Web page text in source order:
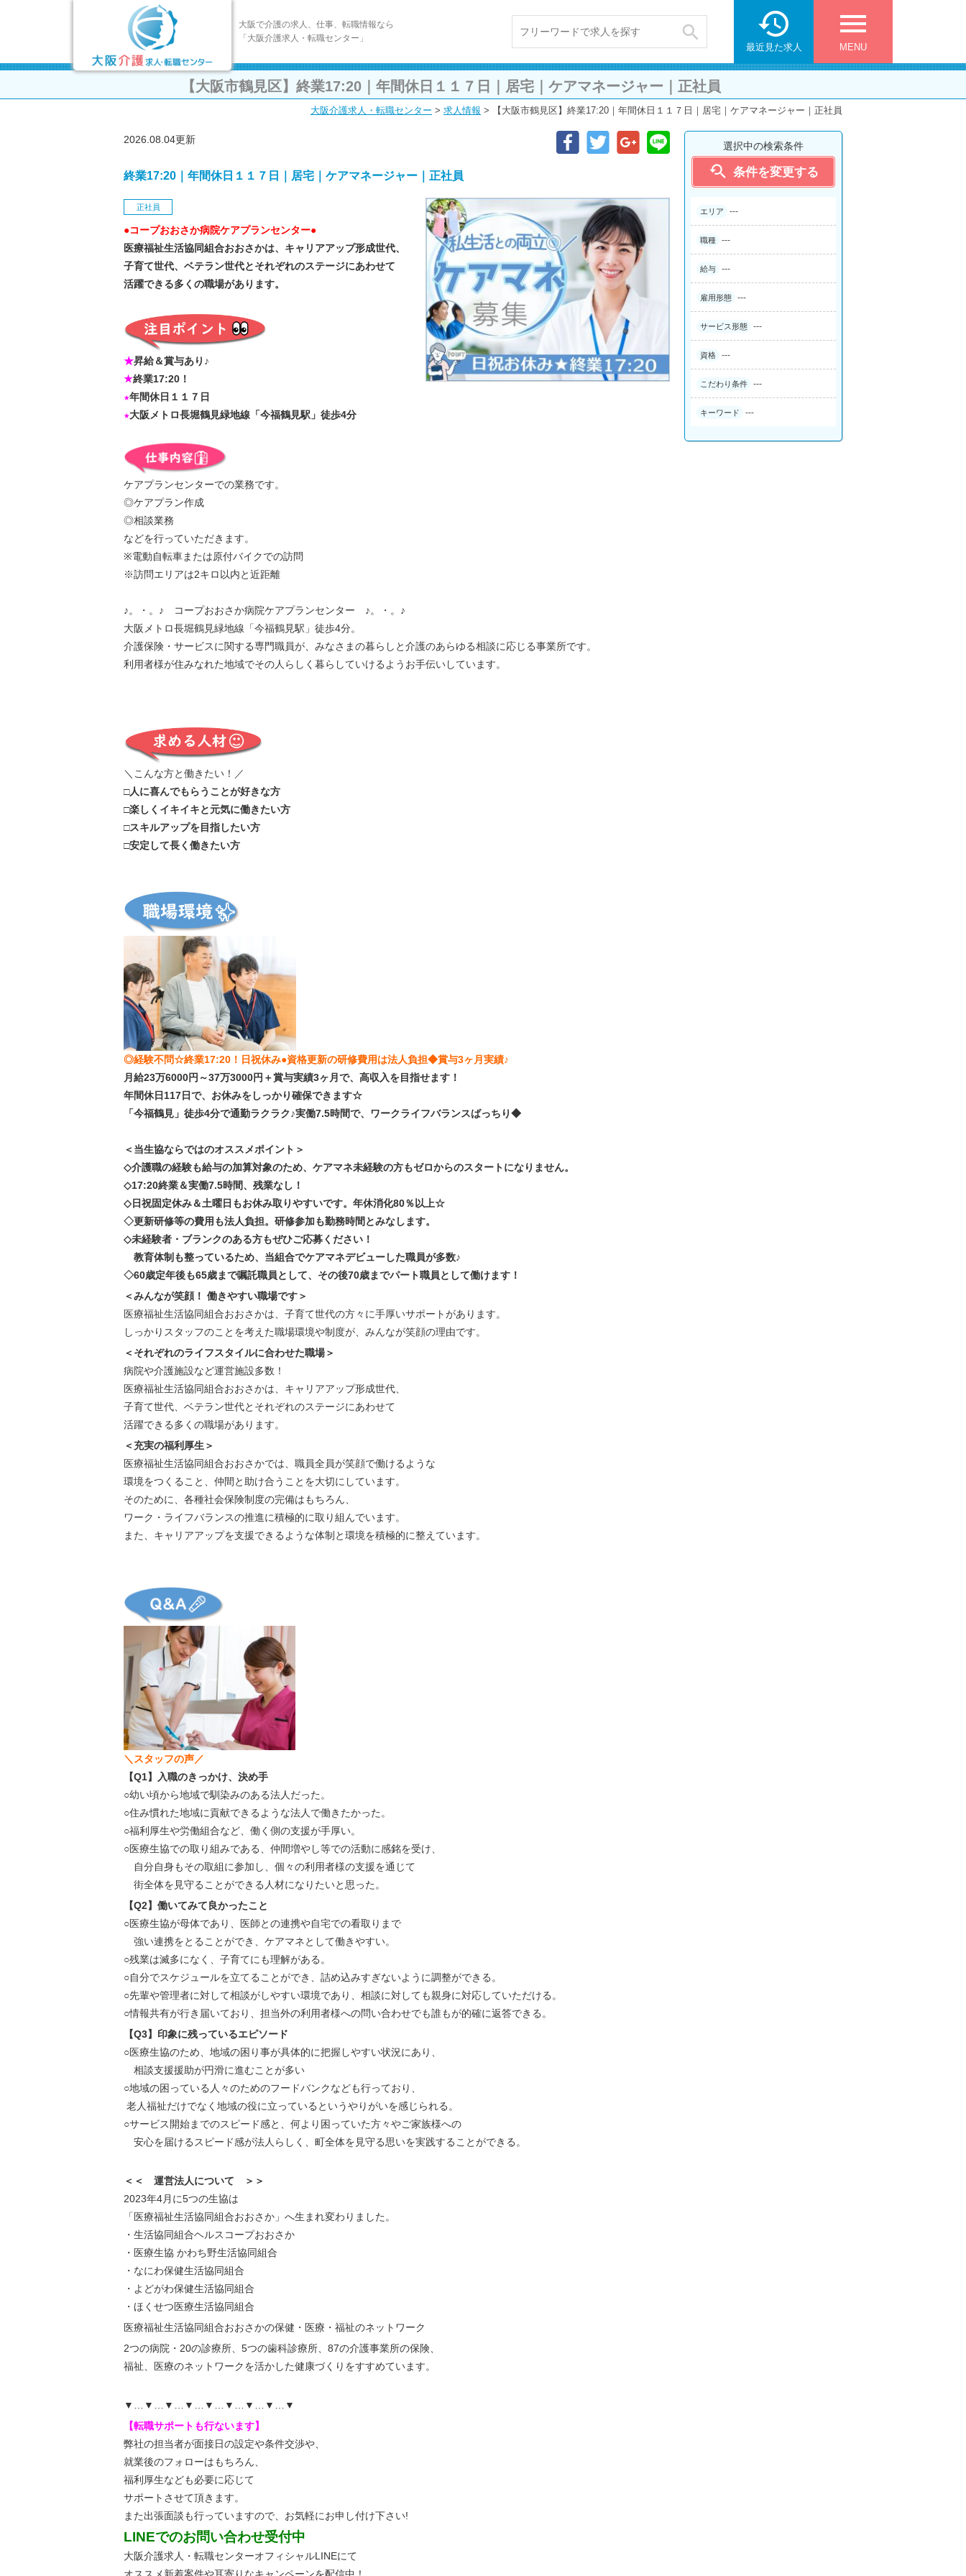
大阪で介護の求人、仕事、転職情報なら
「大阪介護求人・転職センター」
 menu
MENU

最近見た求人
【大阪市鶴見区】終業17:20｜年間休日１１７日｜居宅｜ケアマネージャー｜正社員
大阪介護求人・転職センター > 求人情報 > 【大阪市鶴見区】終業17:20｜年間休日１１７日｜居宅｜ケアマネージャー｜正社員
選択中の検索条件
 条件を変更する
エリア ---
職種 ---
給与 ---
雇用形態 ---
サービス形態 ---
資格 ---
こだわり条件 ---
キーワード ---
2026.08.04更新
終業17:20｜年間休日１１７日｜居宅｜ケアマネージャー｜正社員
正社員
●コープおおさか病院ケアプランセンター●
医療福祉生活協同組合おおさかは、キャリアアップ形成世代、
子育て世代、ベテラン世代とそれぞれのステージにあわせて
活躍できる多くの職場があります。
★昇給＆賞与あり♪
★終業17:20！
★年間休日１１７日
★大阪メトロ長堀鶴見緑地線「今福鶴見駅」徒歩4分
ケアプランセンターでの業務です。
◎ケアプラン作成
◎相談業務
などを行っていただきます。
※電動自転車または原付バイクでの訪問
※訪問エリアは2キロ以内と近距離
♪。・。♪ コープおおさか病院ケアプランセンター ♪。・。♪
大阪メトロ長堀鶴見緑地線「今福鶴見駅」徒歩4分。
介護保険・サービスに関する専門職員が、みなさまの暮らしと介護のあらゆる相談に応じる事業所です。
利用者様が住みなれた地域でその人らしく暮らしていけるようお手伝いしています。
＼こんな方と働きたい！／
□人に喜んでもらうことが好きな方
□楽しくイキイキと元気に働きたい方
□スキルアップを目指したい方
□安定して長く働きたい方
◎経験不問☆終業17:20！日祝休み●資格更新の研修費用は法人負担◆賞与3ヶ月実績♪
月給23万6000円～37万3000円＋賞与実績3ヶ月で、高収入を目指せます！
年間休日117日で、お休みをしっかり確保できます☆
「今福鶴見」徒歩4分で通勤ラクラク♪実働7.5時間で、ワークライフバランスばっちり◆
＜当生協ならではのオススメポイント＞
◇介護職の経験も給与の加算対象のため、ケアマネ未経験の方もゼロからのスタートになりません。
◇17:20終業＆実働7.5時間、残業なし！
◇日祝固定休み＆土曜日もお休み取りやすいです。年休消化80％以上☆
◇更新研修等の費用も法人負担。研修参加も勤務時間とみなします。
◇未経験者・ブランクのある方もぜひご応募ください！
教育体制も整っているため、当組合でケアマネデビューした職員が多数♪
◇60歳定年後も65歳まで嘱託職員として、その後70歳までパート職員として働けます！
＜みんなが笑顔！ 働きやすい職場です＞
医療福祉生活協同組合おおさかは、 子育て世代の方々に手厚いサポートがあります。
しっかりスタッフのことを考えた職場環境や制度が、みんなが笑顔の理由です。
＜それぞれのライフスタイルに合わせた職場＞
病院や介護施設など運営施設多数！
医療福祉生活協同組合おおさかは、キャリアアップ形成世代、
子育て世代、ベテラン世代とそれぞれのステージにあわせて
活躍できる多くの職場があります。
＜充実の福利厚生＞
医療福祉生活協同組合おおさかでは、職員全員が笑顔で働けるような
環境をつくること、仲間と助け合うことを大切にしています。
そのために、各種社会保険制度の完備はもちろん、
ワーク・ライフバランスの推進に積極的に取り組んでいます。
また、キャリアアップを支援できるような体制と環境を積極的に整えています。
＼スタッフの声／
【Q1】入職のきっかけ、決め手
○幼い頃から地域で馴染みのある法人だった。
○住み慣れた地域に貢献できるような法人で働きたかった。
○福利厚生や労働組合など、働く側の支援が手厚い。
○医療生協での取り組みである、仲間増やし等での活動に感銘を受け、
自分自身もその取組に参加し、個々の利用者様の支援を通じて
街全体を見守ることができる人材になりたいと思った。
【Q2】働いてみて良かったこと
○医療生協が母体であり、医師との連携や自宅での看取りまで
強い連携をとることができ、ケアマネとして働きやすい。
○残業は滅多になく、子育てにも理解がある。
○自分でスケジュールを立てることができ、詰め込みすぎないように調整ができる。
○先輩や管理者に対して相談がしやすい環境であり、相談に対しても親身に対応していただける。
○情報共有が行き届いており、担当外の利用者様への問い合わせでも誰もが的確に返答できる。
【Q3】印象に残っているエピソード
○医療生協のため、地域の困り事が具体的に把握しやすい状況にあり、
相談支援援助が円滑に進むことが多い
○地域の困っている人々のためのフードバンクなども行っており、
老人福祉だけでなく地域の役に立っているというやりがいを感じられる。
○サービス開始までのスピード感と、何より困っていた方々やご家族様への
安心を届けるスピード感が法人らしく、町全体を見守る思いを実践することができる。
＜＜ 運営法人について ＞＞
2023年4月に5つの生協は
「医療福祉生活協同組合おおさか」へ生まれ変わりました。
・生活協同組合ヘルスコープおおさか
・医療生協 かわち野生活協同組合
・なにわ保健生活協同組合
・よどがわ保健生活協同組合
・ほくせつ医療生活協同組合
医療福祉生活協同組合おおさかの保健・医療・福祉のネットワーク
2つの病院・20の診療所、5つの歯科診療所、87の介護事業所の保険、
福祉、医療のネットワークを活かした健康づくりをすすめています。
▼…▼…▼…▼…▼…▼…▼…▼…▼
【転職サポートも行ないます】
弊社の担当者が面接日の設定や条件交渉や、
就業後のフォローはもちろん、
福利厚生なども必要に応じて
サポートさせて頂きます。
また出張面談も行っていますので、 お気軽にお申し付け下さい!
LINEでのお問い合わせ受付中
大阪介護求人・転職センターオフィシャルLINEにて